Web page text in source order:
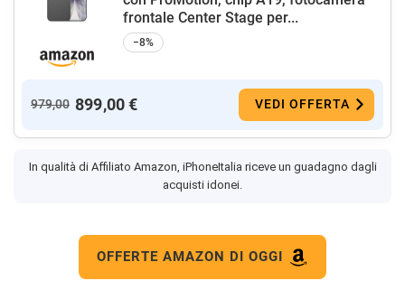
frontale Center Stage per...
−8%
979,00 899,00 € VEDI OFFERTA
In qualità di Affiliato Amazon, iPhoneItalia riceve un guadagno dagli
acquisti idonei.
OFFERTE AMAZON DI OGGI